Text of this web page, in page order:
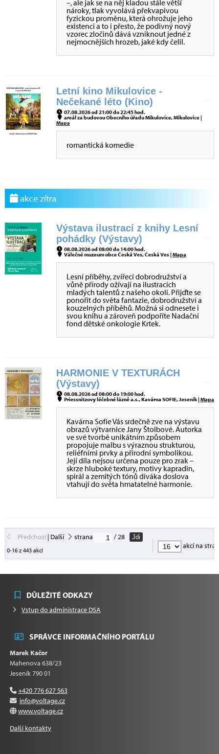
–, ale jak se na něj kladou stále větší
nároky, tlak vyvolává překvapivou
fyzickou proměnu, která ohrožuje jeho
existenci a to i přesto, že podivný nový
vzorec zločinů dává vzniknout jedné z
nejmocnějších hrozeb, jaké kdy čelil.
Letní kino Mikulovice -
Nečekané léto (Kino)
07.08.2026 od 21:00 do 22:45 hod.
areál za budovou Obecního úřadu Mikulovice, Mikulovice |
Mapa
romantická komedie
akce zítra
Výstava ilustrací z knihy Lesní
pohádky (Výstavy)
08.08.2026 od 08:00 do 14:00 hod.
Válečné muzeum obce Česká Ves, Česká Ves |Mapa
Lesní příběhy, zvířecí dobrodružství a
vůně přírody ožívají na ilustracích
mladých talentů z našeho okolí. Přijďte se
ponořit do světa fantazie, dobrodružství a
kouzelných příběhů. Možná si odnesete i
svou knihu a zároveň podpoříte Nadační
fond dětské onkologie Krtek.
HARMONIE V TEXTURÁCH
(Výstavy)
08.08.2026 od 08:00 do 19:00 hod.
Priessnitzovy léčebné lázně a.s., Kavárna SOFIE, Jeseník |Mapa
Kavárna Sofie Vás srdečně zve na výstavu
obrazů výtvarnice Jany Štolbové. Autorka
ve své tvorbě unikátním způsobem
propojuje malbu s výraznou strukturou,
reliéfními prvky a přírodní symbolikou.
Její díla nejsou určena pouze pro zrak –
skrze hluboké textury, motivy kapradin,
spirál a zemitých tónů diváka doslova
vtahují do světa hmatatelné harmonie.
Předchozí| Další strana / 28
Jdi
0-16 z 443 akcí
akcí na
DŮLEŽITÉ ODKAZY
Vstup do administrace DSA
SPRÁVCE INFORMAČNÍHO PORTÁLU
Marek Kačor
Mahenova 638/23
Jeseník 790 01
+420 776 627 563
info@voltage.cz
www.voltage.cz
Další kontakty